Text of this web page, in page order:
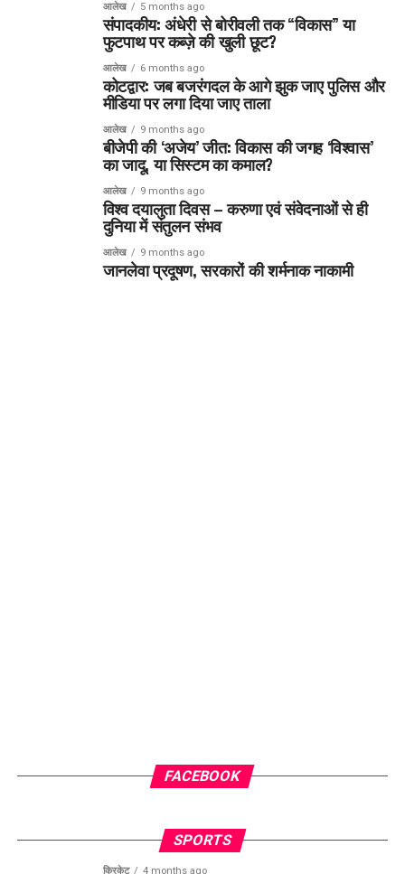
आलेख 5 months ago
संपादकीय: अंधेरी से बोरीवली तक “विकास” या
फुटपाथ पर कब्ज़े की खुली छूट?
आलेख 6 months ago
कोटद्वार: जब बजरंगदल के आगे झुक जाए पुलिस और
मीडिया पर लगा दिया जाए ताला
आलेख 9 months ago
बीजेपी की ‘अजेय’ जीत: विकास की जगह ‘विश्वास’
का जादू, या सिस्टम का कमाल?
आलेख 9 months ago
विश्व दयालुता दिवस – करुणा एवं संवेदनाओं से ही
दुनिया में संतुलन संभव
आलेख 9 months ago
जानलेवा प्रदूषण, सरकारों की शर्मनाक नाकामी
FACEBOOK
SPORTS
क्रिकेट 4 months ago